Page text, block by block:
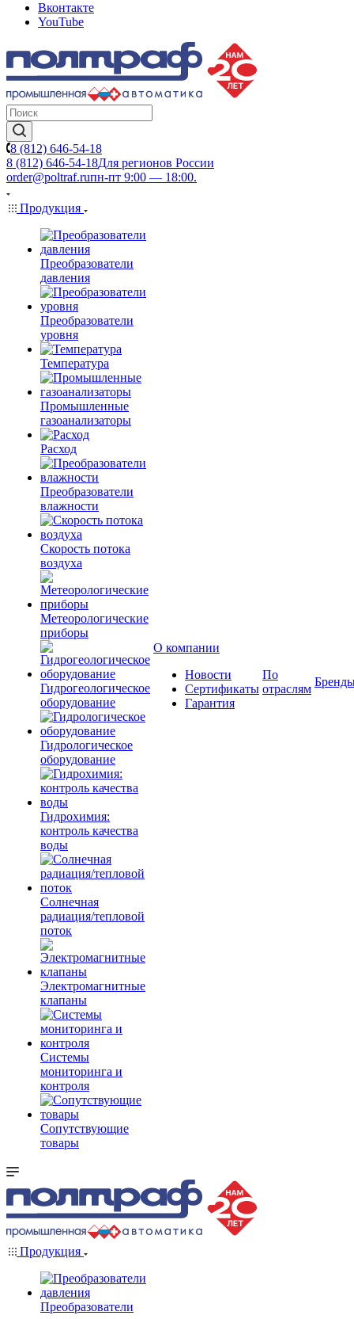
Вконтакте
YouTube
8 (812) 646-54-18
8 (812) 646-54-18Для регионов России
order@poltraf.ruпн-пт 9:00 — 18:00.
Продукция
Преобразователи
давления
Преобразователи
уровня
Температура
Промышленные
газоанализаторы
Расход
Преобразователи
влажности
Скорость потока
воздуха
Метеорологические
приборы
Гидрогеологическое
оборудование
Гидрологическое
оборудование
Гидрохимия:
контроль качества
воды
Солнечная
радиация/тепловой
поток
Электромагнитные
клапаны
Системы
мониторинга и
контроля
Сопутствующие
товары
О компании
Новости
Сертификаты
Гарантия
По
отраслям
Продукция
Преобразователи